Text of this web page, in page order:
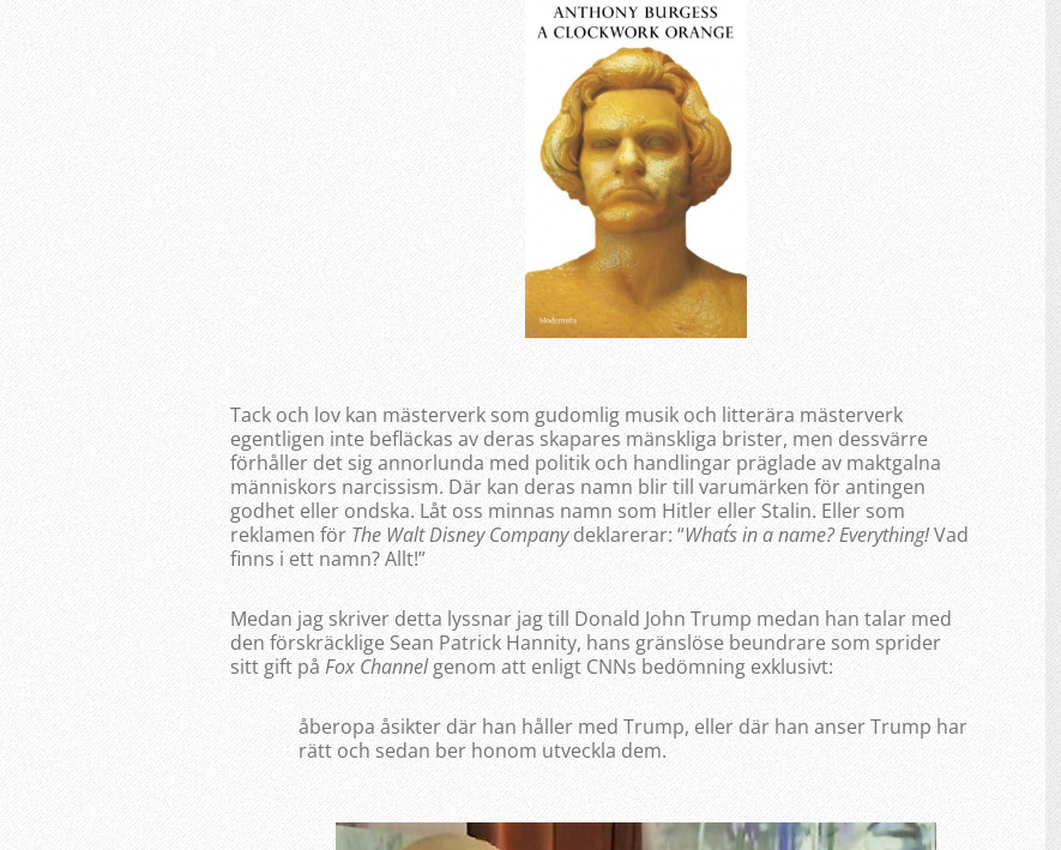
Tack och lov kan mästerverk som gudomlig musik och litterära mästerverk
egentligen inte befläckas av deras skapares mänskliga brister, men dessvärre
förhåller det sig annorlunda med politik och handlingar präglade av maktgalna
människors narcissism. Där kan deras namn blir till varumärken för antingen
godhet eller ondska. Låt oss minnas namn som Hitler eller Stalin. Eller som
reklamen för The Walt Disney Companydeklarerar: “What´s in a name? Everything!Vad
finns i ett namn? Allt!”
Medan jag skriver detta lyssnar jag till Donald John Trump medan han talar med
den förskräcklige Sean Patrick Hannity, hans gränslöse beundrare som sprider
sitt gift på Fox Channelgenom att enligt CNNs bedömning exklusivt:
åberopa åsikter där han håller med Trump, eller där han anser Trump har
rätt och sedan ber honom utveckla dem.